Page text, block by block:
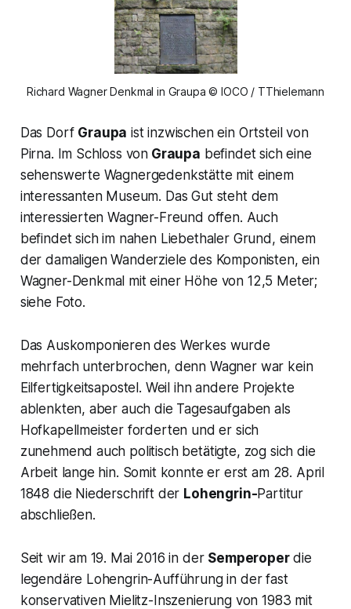
Richard Wagner Denkmal in Graupa © IOCO / TThielemann
Das Dorf Graupa ist inzwischen ein Ortsteil von
Pirna. Im Schloss von Graupa befindet sich eine
sehenswerte Wagnergedenkstätte mit einem
interessanten Museum. Das Gut steht dem
interessierten Wagner-Freund offen. Auch
befindet sich im nahen Liebethaler Grund, einem
der damaligen Wanderziele des Komponisten, ein
Wagner-Denkmal mit einer Höhe von 12,5 Meter;
siehe Foto.
Das Auskomponieren des Werkes wurde
mehrfach unterbrochen, denn Wagner war kein
Eilfertigkeitsapostel. Weil ihn andere Projekte
ablenkten, aber auch die Tagesaufgaben als
Hofkapellmeister forderten und er sich
zunehmend auch politisch betätigte, zog sich die
Arbeit lange hin. Somit konnte er erst am 28. April
1848 die Niederschrift der Lohengrin-Partitur
abschließen.
Seit wir am 19. Mai 2016 in der Semperoperdie
legendäre Lohengrin-Aufführung in der fast
konservativen Mielitz-Inszenierung von 1983 mit